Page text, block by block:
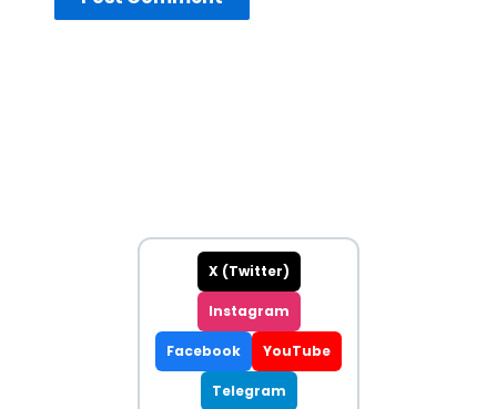
X (Twitter)
Instagram
Facebook YouTube
Telegram